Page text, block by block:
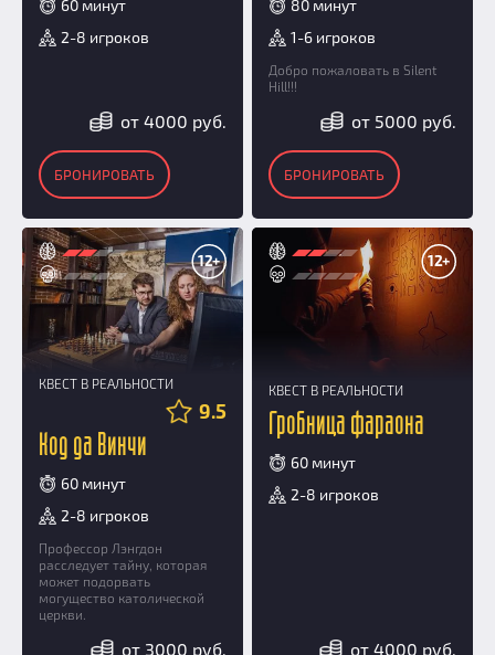
60 минут
2-8 игроков
от 4000 руб.
БРОНИРОВАТЬ
80 минут
1-6 игроков
Добро пожаловать в Silent
Hill!!!
от 5000 руб.
БРОНИРОВАТЬ
12+
КВЕСТ В РЕАЛЬНОСТИ
9.5
Код да Винчи
60 минут
2-8 игроков
Профессор Лэнгдон
расследует тайну, которая
может подорвать
могущество католической
церкви.
от 3000 руб.
12+
КВЕСТ В РЕАЛЬНОСТИ
Гробница фараона
60 минут
2-8 игроков
от 4000 руб.